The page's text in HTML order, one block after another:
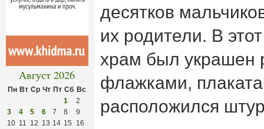
Август 2026
Пн Вт Ср Чт Пт Сб Вс
1
2
3
4 5 6 7 8
9
10 11 12 13 14 15
16
десятков
их родители. В
храм был украшен
флажками,
расположился